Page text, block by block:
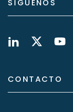
SÍGUENOS
CONTACTO